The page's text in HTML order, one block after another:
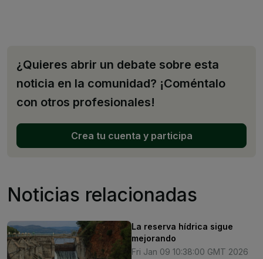
¿Quieres abrir un debate sobre esta
noticia en la comunidad? ¡Coméntalo
con otros profesionales!
Crea tu cuenta y participa
Noticias relacionadas
La reserva hídrica sigue
mejorando
Fri Jan 09 10:38:00 GMT 2026